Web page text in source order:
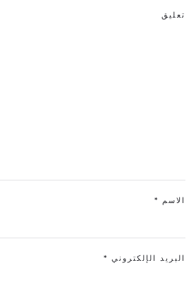
تعليق
الاسم *
البريد الإلكتروني *